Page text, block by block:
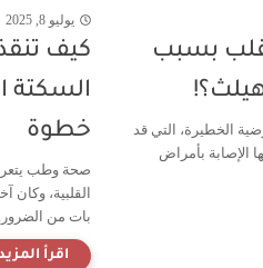
بسبب
الخطيرة، التي قد
الإصابة بأمراض
يوليو 8, 2025
كيف
السكتة
خطوة
صحة وطب
القلبية،
بات من الضرور...